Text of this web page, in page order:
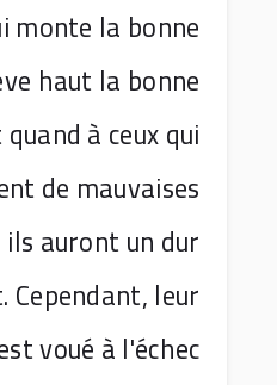
monte la bonne
haut la bonne
à ceux qui
de mauvaises
auront un dur
Cependant, leur
voué à l'échec.